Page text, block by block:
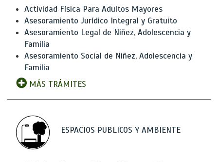
Actividad Física Para Adultos Mayores
Asesoramiento Jurídico Integral y Gratuito
Asesoramiento Legal de Niñez, Adolescencia y
Familia
Asesoramiento Social de Niñez, Adolescencia y
Familia
MÁS TRÁMITES
ESPACIOS PUBLICOS Y AMBIENTE